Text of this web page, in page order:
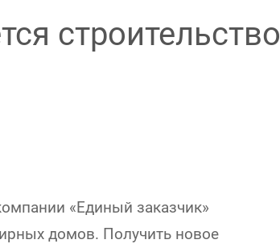
строительство
«Единый заказчик»
домов. Получить новое